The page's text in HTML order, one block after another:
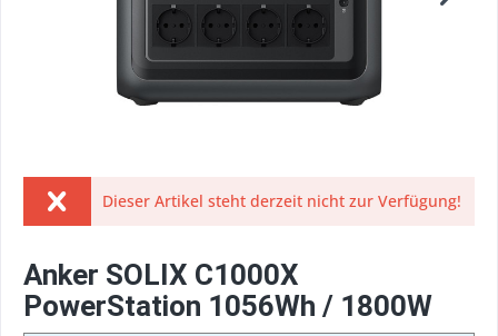
Dieser Artikel steht derzeit nicht zur Verfügung!
Anker SOLIX C1000X
PowerStation 1056Wh / 1800W